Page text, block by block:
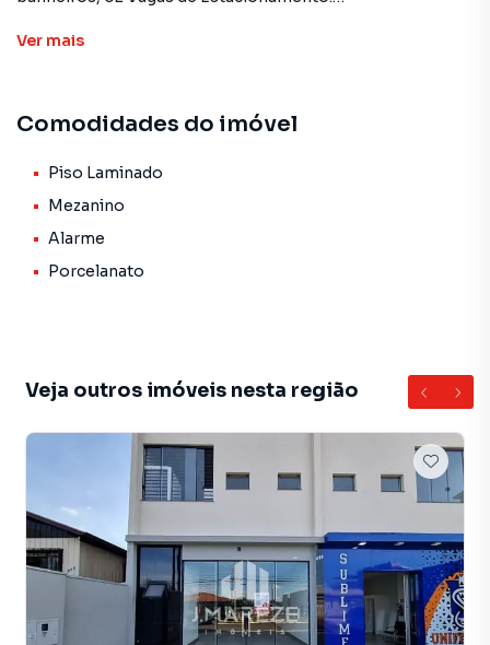
haver incidência da cobrança de taxa condominial.
*Tabela da construtora sujeita a reajustes sem aviso
prévio*.
Impulsione seus negócios com as melhores opções de
imóvel. Fale com um dos consultores da J.Mareze Imóveis!
Ver mais
Comodidades do imóvel
Piso Laminado
Mezanino
Alarme
Porcelanato
Veja outros imóveis nesta região